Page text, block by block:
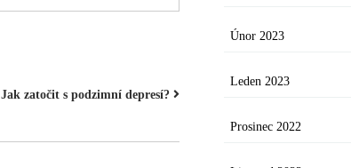
Jak zatočit s podzimní depresí?
Únor 2023
Leden 2023
Prosinec 2022